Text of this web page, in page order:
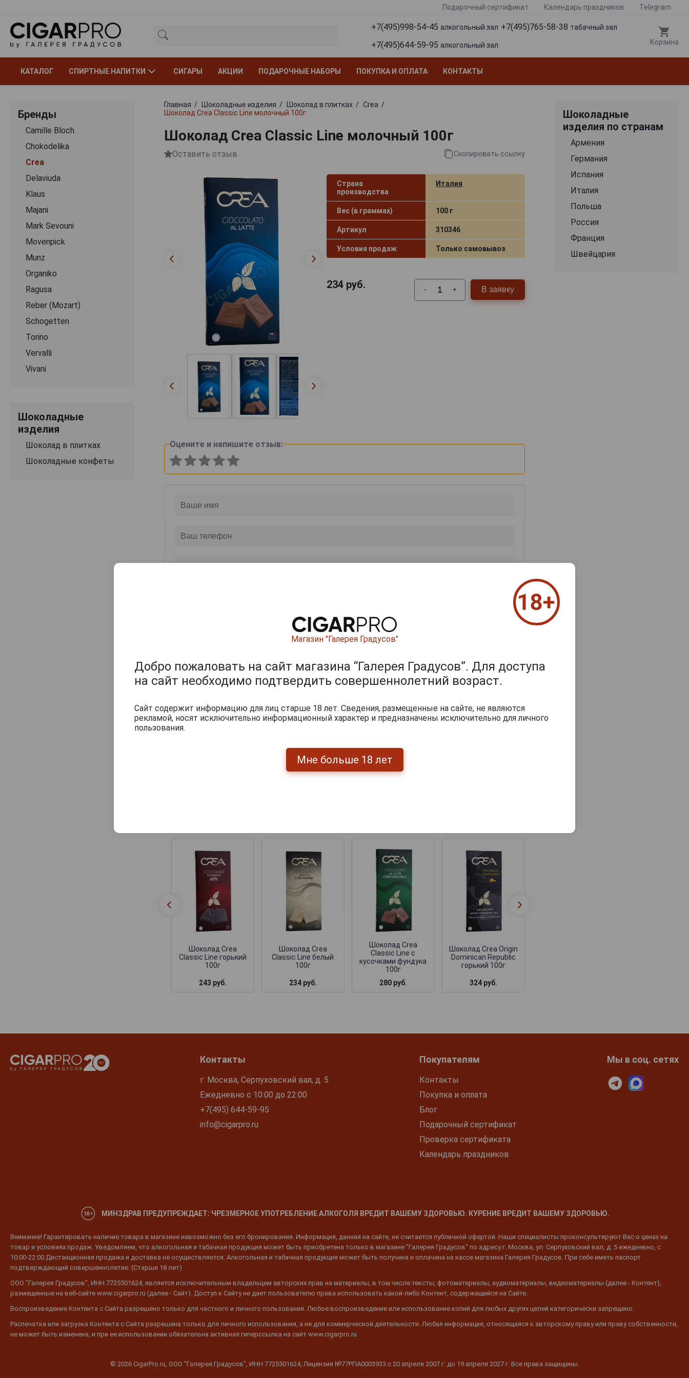
Подарочный сертификат Календарь праздников Telegram
+7(495)998-54-45 алкогольный зал +7(495)765-58-38 табачный зал
+7(495)644-59-95 алкогольный зал Корзина
КАТАЛОГ СПИРТНЫЕ НАПИТКИ СИГАРЫ АКЦИИ ПОДАРОЧНЫЕ НАБОРЫ ПОКУПКА И ОПЛАТА КОНТАКТЫ
Бренды
Camille Bloch
Chokodelika
Crea
Delaviuda
Klaus
Majani
Mark Sevouni
Movenpick
Munz
Organiko
Ragusa
Reber (Mozart)
Schogetten
Torino
Vervalli
Vivani
Шоколадные
изделия
Шоколад в плитках
Шоколадные конфеты
Главная Шоколадные изделия Шоколад в плитках
Crea
Шоколад Crea Classic Line молочный 100г
Шоколад Crea Classic Line молочный 100г
Оставить отзыв Скопировать ссылку
Страна
производства
Италия
Вес (в граммах) 100 г
Артикул 310346
Условия продаж Только самовывоз
234руб. - + В заявку
Оцените и напишите отзыв:
Шоколад Crea
Classic Line горький
100г
243 руб.
Шоколад Crea
Classic Line белый
100г
234 руб.
Шоколад Crea
Classic Line с
кусочками фундука
100г
280 руб.
Шоколад Crea Origin
Dominican Republic
горький 100г
324 руб.
Шоколадные
изделия по странам
Армения
Германия
Испания
Италия
Польша
Россия
Франция
Швейцария
Контакты
г. Москва, Серпуховский вал, д. 5
Ежедневно с 10:00 до 22:00
+7(495) 644-59-95
info@cigarpro.ru
Покупателям
Контакты
Покупка и оплата
Блог
Подарочный сертификат
Проверка сертификата
Календарь праздников
Мы в соц. сетях
МИНЗДРАВ ПРЕДУПРЕЖДАЕТ: ЧРЕЗМЕРНОЕ УПОТРЕБЛЕНИЕ АЛКОГОЛЯ ВРЕДИТ ВАШЕМУ ЗДОРОВЬЮ. КУРЕНИЕ ВРЕДИТ ВАШЕМУ ЗДОРОВЬЮ.
Внимание! Гарантировать наличие товара в магазине невозможно без его бронирования. Информация, данная на сайте, не считается публичной офертой. Наши специалисты проконсультируют Вас о ценах на
товар и условиях продаж. Уведомляем, что алкогольная и табачная продукция может быть приобретена только в магазине "Галерея Градусов" по адресу г. Москва, ул. Серпуховский вал, д. 5 ежедневно, с
10:00-22:00 Дистанционная продажа и доставка не осуществляется. Алкогольная и табачная продукция может быть получена и оплачена на кассе магазина Галерея Градусов. При себе иметь паспорт
подтверждающий совершеннолетие. (Старше 18 лет)
ООО "Галерея Градусов", ИНН 7725501624, является исключительным владельцем авторских прав на материалы, в том числе тексты, фотоматериалы, аудиоматериалы, видеоматериалы (далее - Контент),
размещенные на веб-сайте www.cigarpro.ru (далее - Сайт). Доступ к Сайту не дает пользователю права использовать какой-либо Контент, содержащийся на Сайте.
Воспроизведение Контента с Сайта разрешено только для частного и личного пользования. Любое воспроизведение или использование копий для любых других целей категорически запрещено.
Распечатка или загрузка Контента с Сайта разрешена только для личного использования, а не для коммерческой деятельности. Любая информация, относящаяся к авторскому праву или праву собственности,
не может быть изменена, и при ее использовании обязательна активная гиперссылка на сайт www.cigarpro.ru
© 2026 CigarPro.ru, ООО "Галерея Градусов", ИНН 7725501624, Лицензия №77РПА0003933 c 20 апреля 2007 г. до 19 апреля 2027 г. Все права защищены.
Магазин "Галерея Градусов"
Добро пожаловать на сайт магазина “Галерея Градусов”. Для доступа
на сайт необходимо подтвердить совершеннолетний возраст.
Сайт содержит информацию для лиц старше 18 лет. Сведения, размещенные на сайте, не являются
рекламой, носят исключительно информационный характер и предназначены исключительно для личного
пользования.
Мне больше 18 лет